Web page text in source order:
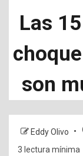
Las
son
Eddy Olivo
3 lectura mínima